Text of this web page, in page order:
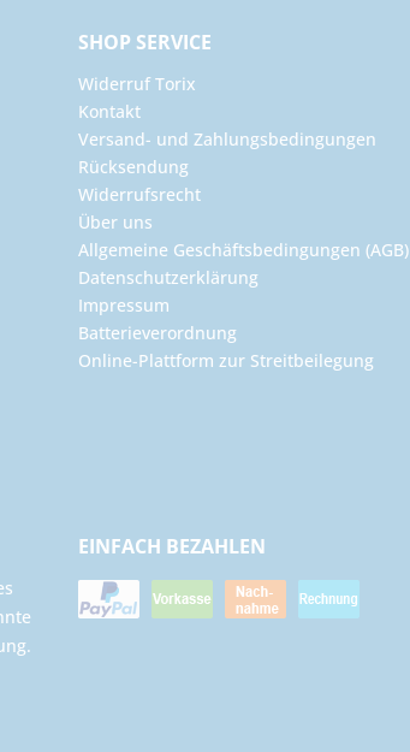
SHOP SERVICE
Widerruf Torix
Kontakt
Versand- und Zahlungsbedingungen
Rücksendung
Widerrufsrecht
Über uns
Allgemeine Geschäftsbedingungen (AGB)
Datenschutzerklärung
Impressum
Batterieverordnung
Online-Plattform zur Streitbeilegung
EINFACH BEZAHLEN